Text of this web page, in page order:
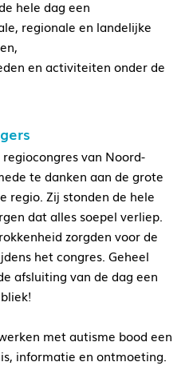
hele dag een
regionale en landelijke
en activiteiten onder de
van Noord-
te danken aan de grote
regio. Zij stonden de hele
dat alles soepel verliep.
zorgden voor de
het congres. Geheel
afsluiting van de dag een
met autisme bood een
informatie en ontmoeting.